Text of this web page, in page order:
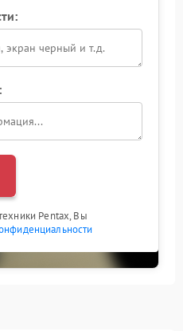
Pentax, Вы